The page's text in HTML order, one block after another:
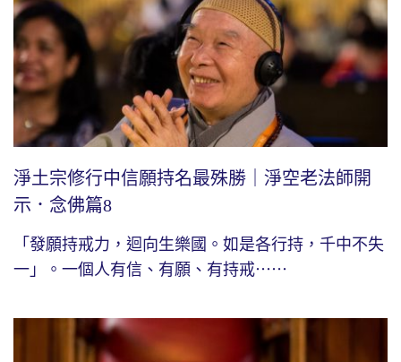
淨土宗修行中信願持名最殊勝｜淨空老法師開
示．念佛篇8
「發願持戒力，迴向生樂國。如是各行持，千中不失
一」。一個人有信、有願、有持戒⋯⋯